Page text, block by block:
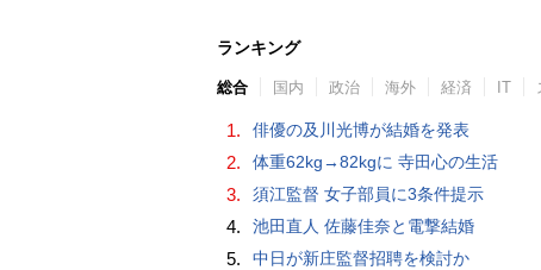
ランキング
総合 国内 政治 海外 経済 IT
1. 俳優の及川光博が結婚を発表
2. 体重62kg→82kgに 寺田心の生活
3. 須江監督 女子部員に3条件提示
4. 池田直人 佐藤佳奈と電撃結婚
5. 中日が新庄監督招聘を検討か